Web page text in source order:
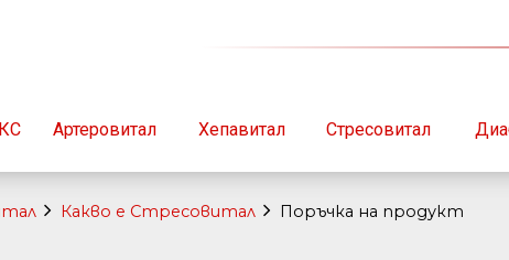
Артеровитал Хепавитал Стресовитал
Какво е Стресовитал Поръчка на продукт